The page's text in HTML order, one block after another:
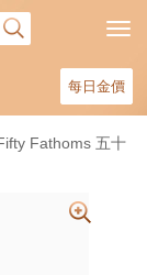
每日金價
Fathoms 五十